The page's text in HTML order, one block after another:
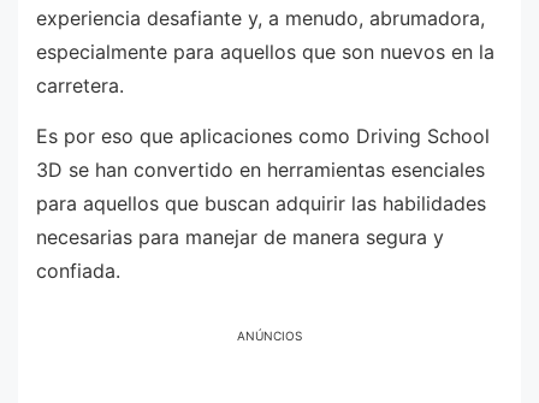
experiencia desafiante y, a menudo, abrumadora,
especialmente para aquellos que son nuevos en la
carretera.
Es por eso que aplicaciones como Driving School
3D se han convertido en herramientas esenciales
para aquellos que buscan adquirir las habilidades
necesarias para manejar de manera segura y
confiada.
ANÚNCIOS